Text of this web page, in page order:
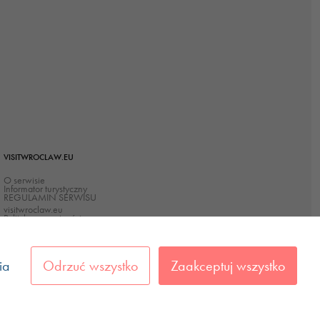
VISITWROCLAW.EU
O serwisie
Informator turystyczny
REGULAMIN SERWISU
visitwroclaw.eu
Polityka prywatności
Odrzuć wszystko Zaakceptuj wszystko